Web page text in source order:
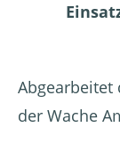
Abgearbeitet
der Wache